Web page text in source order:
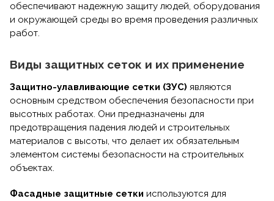
обеспечивают надежную защиту людей, оборудования
и окружающей среды во время проведения различных
работ.
Виды защитных сеток и их применение
Защитно-улавливающие сетки (ЗУС) являются
основным средством обеспечения безопасности при
высотных работах. Они предназначены для
предотвращения падения людей и строительных
материалов с высоты, что делает их обязательным
элементом системы безопасности на строительных
объектах.
Фасадные защитные сетки используются для